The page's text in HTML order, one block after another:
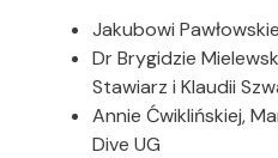
Jakubowi
Dr Brygidzie
Stawiarz i Klaudii
Annie Ćwiklińskiej,
Dive UG